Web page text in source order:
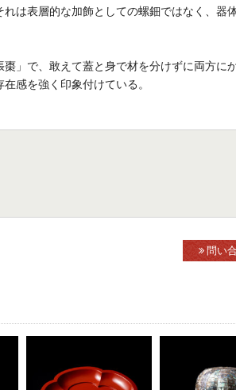
は表層的な加飾としての螺鈿ではなく、器
」で、敢えて蓋と身で材を分けずに両方に
感を強く印象付けている。
問い